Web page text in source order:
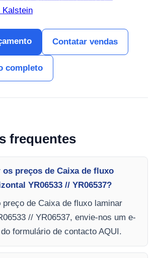
Kalstein
Contatar vendas
completo
frequentes
os preços de Caixa de fluxo
YR06533 // YR06537?
preço de Caixa de fluxo laminar
// YR06537, envie-nos um e-
formulário de contacto AQUI.